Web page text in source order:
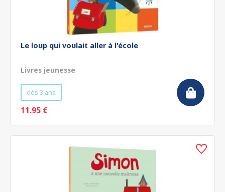
Le loup qui voulait aller à l'école
Livres jeunesse
dès 3 ans
11.95 €